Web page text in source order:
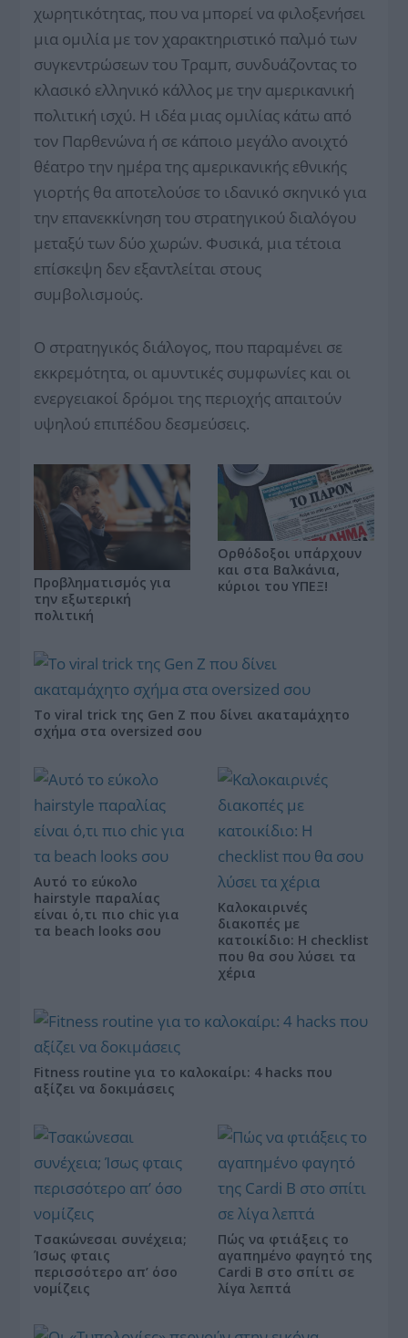
χωρητικότητας, που να μπορεί να φιλοξενήσει
μια ομιλία με τον χαρακτηριστικό παλμό των
συγκεντρώσεων του Τραμπ, συνδυάζοντας το
κλασικό ελληνικό κάλλος με την αμερικανική
πολιτική ισχύ. Η ιδέα μιας ομιλίας κάτω από
τον Παρθενώνα ή σε κάποιο μεγάλο ανοιχτό
θέατρο την ημέρα της αμερικανικής εθνικής
γιορτής θα αποτελούσε το ιδανικό σκηνικό για
την επανεκκίνηση του στρατηγικού διαλόγου
μεταξύ των δύο χωρών. Φυσικά, μια τέτοια
επίσκεψη δεν εξαντλείται στους
συμβολισμούς.
Ο στρατηγικός διάλογος, που παραμένει σε
εκκρεμότητα, οι αμυντικές συμφωνίες και οι
ενεργειακοί δρόμοι της περιοχής απαιτούν
υψηλού επιπέδου δεσμεύσεις.
Προβληματισμός για
την εξωτερική
πολιτική
Ορθόδοξοι υπάρχουν
και στα Βαλκάνια,
κύριοι του ΥΠΕΞ!
Το viral trick της Gen Z που δίνει ακαταμάχητο
σχήμα στα oversized σου
Αυτό το εύκολο
hairstyle παραλίας
είναι ό,τι πιο chic για
τα beach looks σου
Καλοκαιρινές
διακοπές με
κατοικίδιο: Η checklist
που θα σου λύσει τα
χέρια
Fitness routine για το καλοκαίρι: 4 hacks που
αξίζει να δοκιμάσεις
Τσακώνεσαι συνέχεια;
Ίσως φταις
περισσότερο απ’ όσο
νομίζεις
Πώς να φτιάξεις το
αγαπημένο φαγητό της
Cardi B στο σπίτι σε
λίγα λεπτά